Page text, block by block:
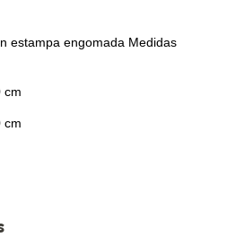
estampa engomada Medidas
cm
cm